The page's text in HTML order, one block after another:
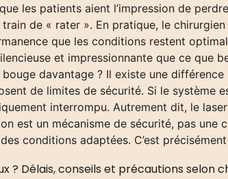
les patients aient l’impression de
de « rater ». En pratique, le
que les conditions restent
et impressionnante que ce que
davantage ? Il existe une
de limites de sécurité. Si le système
interrompu. Autrement dit, le
est un mécanisme de sécurité, pas
conditions adaptées. C’est
? Délais, conseils et précautions selon